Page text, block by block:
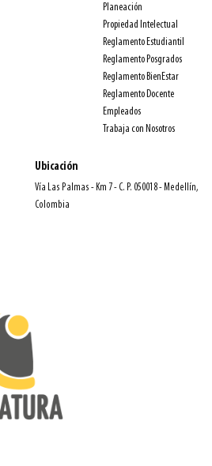
Planeación
Propiedad Intelectual
Reglamento Estudiantil
Reglamento Posgrados
Reglamento BienEstar
Reglamento Docente
Empleados
Trabaja con Nosotros
Ubicación
Vía Las Palmas - Km 7 - C. P. 050018 - Medellín,
Colombia